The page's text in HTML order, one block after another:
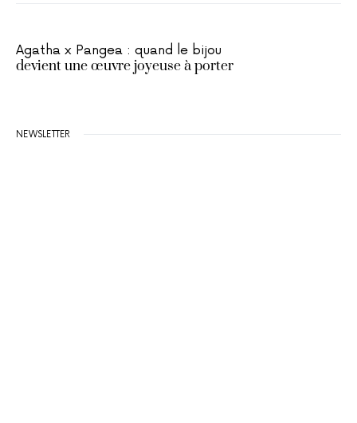
Agatha x Pangea : quand le bijou
devient une œuvre joyeuse à porter
NEWSLETTER